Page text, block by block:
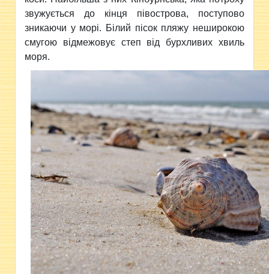
звужується до кінця півострова, поступово
зникаючи у морі. Білий пісок пляжу неширокою
смугою відмежовує степ від бурхливих хвиль
моря.